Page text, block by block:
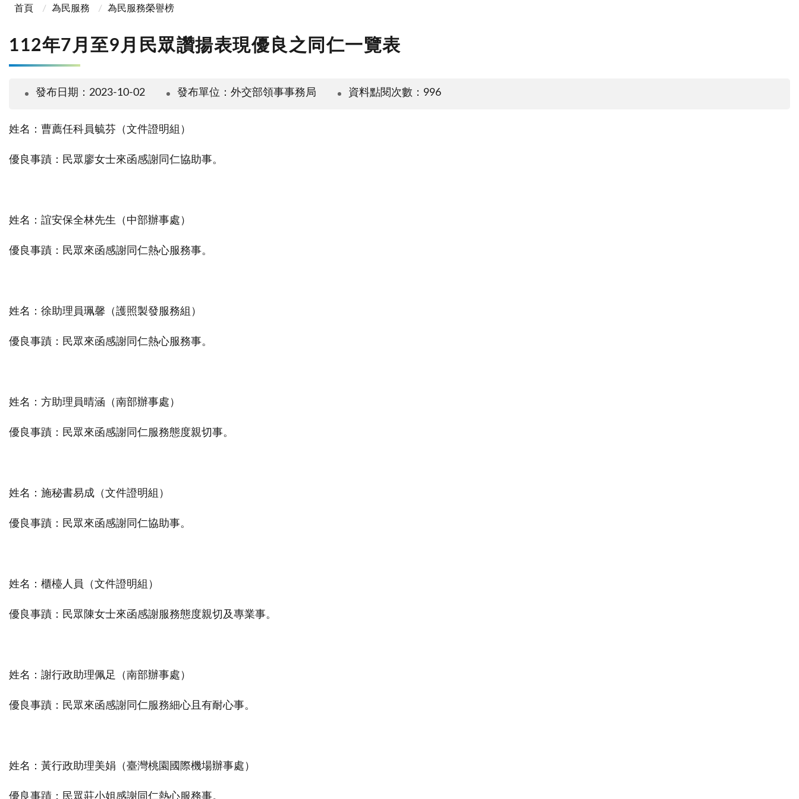
首頁 為民服務 為民服務榮譽榜
112年7月至9月民眾讚揚表現優良之同仁一覽表
發布日期：2023-10-02 發布單位：外交部領事事務局 資料點閱次數：996
姓名：曹薦任科員毓芬（文件證明組）
優良事蹟：民眾廖女士來函感謝同仁協助事。
姓名：誼安保全林先生（中部辦事處）
優良事蹟：民眾來函感謝同仁熱心服務事。
姓名：徐助理員珮馨（護照製發服務組）
優良事蹟：民眾來函感謝同仁熱心服務事。
姓名：方助理員晴涵（南部辦事處）
優良事蹟：民眾來函感謝同仁服務態度親切事。
姓名：施秘書易成（文件證明組）
優良事蹟：民眾來函感謝同仁協助事。
姓名：櫃檯人員（文件證明組）
優良事蹟：民眾陳女士來函感謝服務態度親切及專業事。
姓名：謝行政助理佩足（南部辦事處）
優良事蹟：民眾來函感謝同仁服務細心且有耐心事。
姓名：黃行政助理美娟（臺灣桃園國際機場辦事處）
優良事蹟：民眾莊小姐感謝同仁熱心服務事。